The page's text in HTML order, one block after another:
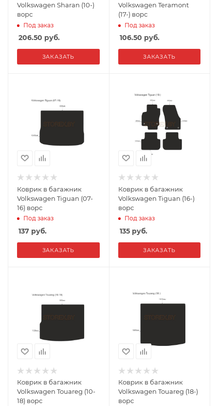
Volkswagen Sharan (10-)
ворс
Под заказ
206.50 руб.
ЗАКАЗАТЬ
Volkswagen Teramont
(17-) ворс
Под заказ
106.50 руб.
ЗАКАЗАТЬ
Коврик в багажник
Volkswagen Tiguan (07-
16) ворс
Под заказ
137 руб.
ЗАКАЗАТЬ
Коврик в багажник
Volkswagen Tiguan (16-)
ворс
Под заказ
135руб.
ЗАКАЗАТЬ
Коврик в багажник
Volkswagen Touareg (10-
18) ворс
Коврик в багажник
Volkswagen Touareg (18-)
ворс